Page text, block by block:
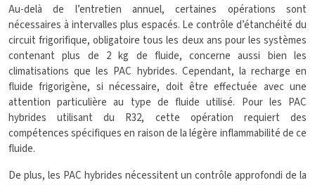
Au-delà de l’entretien annuel, certaines opérations sont
nécessaires à intervalles plus espacés. Le contrôle d’étanchéité du
circuit frigorifique, obligatoire tous les deux ans pour les systèmes
contenant plus de 2 kg de fluide, concerne aussi bien les
climatisations que les PAC hybrides. Cependant, la recharge en
fluide frigorigène, si nécessaire, doit être effectuée avec une
attention particulière au type de fluide utilisé. Pour les PAC
hybrides utilisant du R32, cette opération requiert des
compétences spécifiques en raison de la légère inflammabilité de ce
fluide.
De plus, les PAC hybrides nécessitent un contrôle approfondi de la